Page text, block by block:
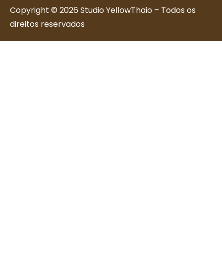
Copyright © 2026 Studio YellowThaio – Todos os
direitos reservados